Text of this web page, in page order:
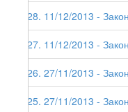
128. 11/12/2013 -
127. 11/12/2013 -
126. 27/11/2013 -
125. 27/11/2013 -